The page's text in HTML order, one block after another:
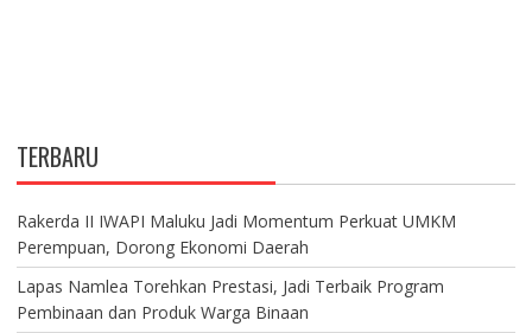
TERBARU
Rakerda II IWAPI Maluku Jadi Momentum Perkuat UMKM
Perempuan, Dorong Ekonomi Daerah
Lapas Namlea Torehkan Prestasi, Jadi Terbaik Program
Pembinaan dan Produk Warga Binaan